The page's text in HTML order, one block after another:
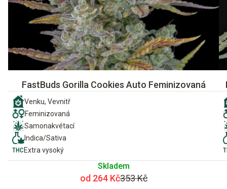
FastBuds Gorilla Cookies Auto Feminizovaná
Venku, Vevnitř
Feminizovaná
Samonakvétací
Indica/Sativa
Extra vysoký
Skladem
od 264 Kč353 Kč